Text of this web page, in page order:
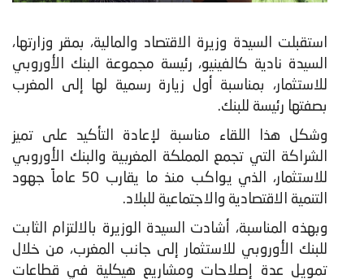
استقبلت السيدة وزيرة الاقتصاد والمالية، بمقر وزارتها،
السيدة نادية كالفينيو، رئيسة مجموعة البنك الأوروبي
للاستثمار، بمناسبة أول زيارة رسمية لها إلى المغرب
بصفتها رئيسة للبنك.
وشكل هذا اللقاء مناسبة لإعادة التأكيد على تميز
الشراكة التي تجمع المملكة المغربية والبنك الأوروبي
للاستثمار، الذي يواكب منذ ما يقارب 50 عاماً جهود
التنمية الاقتصادية والاجتماعية للبلاد.
وبهذه المناسبة، أشادت السيدة الوزيرة بالالتزام الثابت
للبنك الأوروبي للاستثمار إلى جانب المغرب، من خلال
تمويل عدة إصلاحات ومشاريع هيكلية في قطاعات